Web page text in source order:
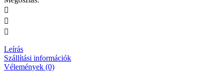
Leírás
Szállítási információk
Vélemények (0)